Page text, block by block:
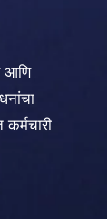
आणि
कर्मचारी